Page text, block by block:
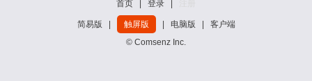
首页 登录
简易版 触屏版 电脑版
客户端
© Comsenz Inc.